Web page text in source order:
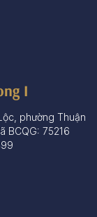
I
phường Thuận
BCQG: 75216